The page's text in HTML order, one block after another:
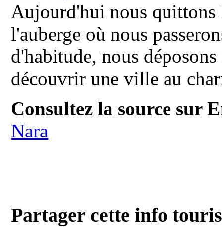
Aujourd'hui nous quittons
l'auberge où nous
d'habitude, nous
découvrir une ville au
Consultez la source sur
Nara
Partager cette info